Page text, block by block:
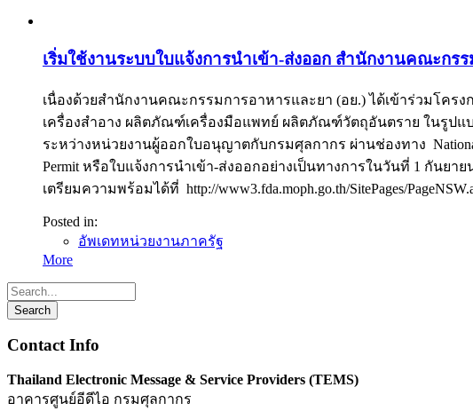
เริ่มใช้งานระบบใบแจ้งการนำเข้า-ส่งออก สำนักงานคณะกร
เนื่องด้วยสำนักงานคณะกรรมการอาหารและยา (อย.) ได้เข้าร่วมโ
เครื่องสำอาง ผลิตภัณฑ์เครื่องมือแพทย์ ผลิตภัณฑ์วัตถุอันตราย ในรูปแบ
ระหว่างหน่วยงานผู้ออกใบอนุญาตกับกรมศุลกากร ผ่านช่องทาง
Permit หรือใบแจ้งการนำเข้า-ส่งออกอย่างเป็นทางการในวันที่ 1 กันย
เตรียมความพร้อมได้ที่ http://www3.fda.moph.go.th/SitePages/
Posted in:
อัพเดทหน่วยงานภาครัฐ
More
Contact Info
Thailand Electronic Message & Service Providers (TEMS)
อาคารศูนย์อีดีไอ กรมศุลกากร